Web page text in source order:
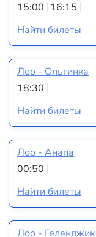
15:00 16:15
Найти билеты
Лоо - Ольгинка
18:30
Найти билеты
Лоо - Анапа
00:50
Найти билеты
Лоо - Геленджик